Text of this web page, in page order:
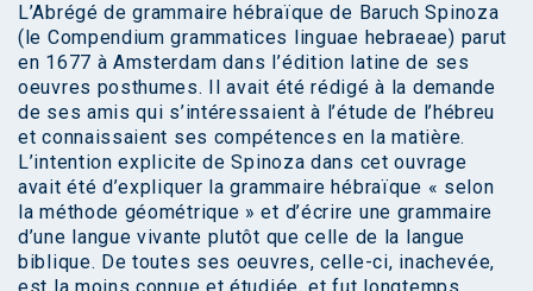
L’Abrégé de grammaire hébraïque de Baruch Spinoza
(le Compendium grammatices linguae hebraeae) parut
en 1677 à Amsterdam dans l’édition latine de ses
oeuvres posthumes. Il avait été rédigé à la demande
de ses amis qui s’intéressaient à l’étude de l’hébreu
et connaissaient ses compétences en la matière.
L’intention explicite de Spinoza dans cet ouvrage
avait été d’expliquer la grammaire hébraïque « selon
la méthode géométrique » et d’écrire une grammaire
d’une langue vivante plutôt que celle de la langue
biblique. De toutes ses oeuvres, celle-ci, inachevée,